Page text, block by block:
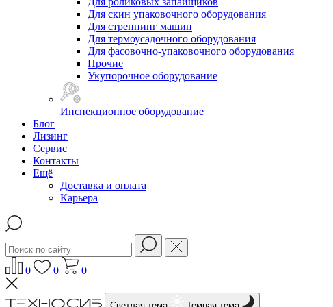
Для скин упаковочного оборудования
Для стреппинг машин
Для термоусадочного оборудования
Для фасовочно-упаковочного оборудования
Прочие
Укупорочное оборудование
Инспекционное оборудование
Блог
Лизинг
Сервис
Контакты
Ещё
Доставка и оплата
Карьера
0 0 0